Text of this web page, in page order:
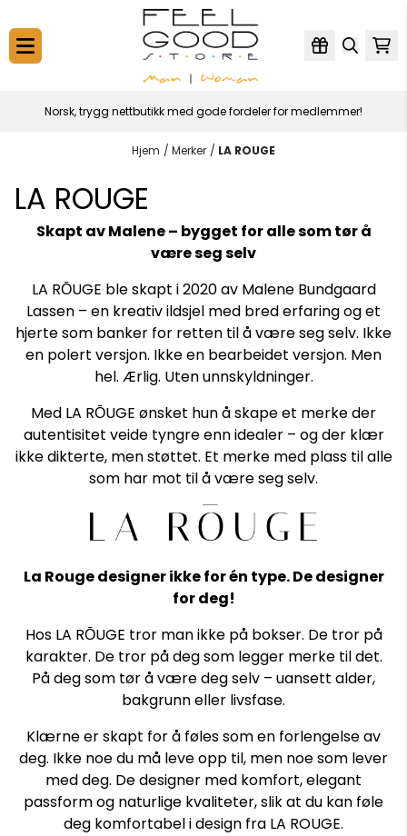
Norsk, trygg nettbutikk med gode fordeler for medlemmer!
Hjem / Merker / LA ROUGE
LA ROUGE
Skapt av Malene – bygget for alle som tør å
være seg selv
LA RŌUGE ble skapt i 2020 av Malene Bundgaard
Lassen – en kreativ ildsjel med bred erfaring og et
hjerte som banker for retten til å være seg selv. Ikke
en polert versjon. Ikke en bearbeidet versjon. Men
hel. Ærlig. Uten unnskyldninger.
Med LA RŌUGE ønsket hun å skape et merke der
autentisitet veide tyngre enn idealer – og der klær
ikke dikterte, men støttet. Et merke med plass til alle
som har mot til å være seg selv.
La Rouge designer ikke for én type. De designer
for deg!
Hos LA RŌUGE tror man ikke på bokser. De tror på
karakter. De tror på deg som legger merke til det.
På deg som tør å være deg selv – uansett alder,
bakgrunn eller livsfase.
Klærne er skapt for å føles som en forlengelse av
deg. Ikke noe du må leve opp til, men noe som lever
med deg. De designer med komfort, elegant
passform og naturlige kvaliteter, slik at du kan føle
deg komfortabel i design fra LA ROUGE.